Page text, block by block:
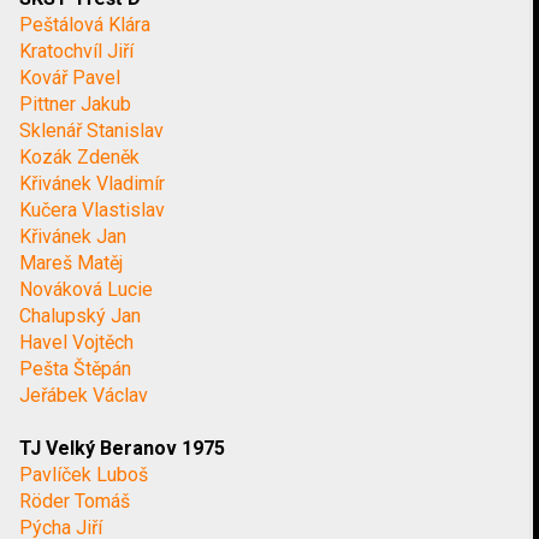
Peštálová Klára
Kratochvíl Jiří
Kovář Pavel
Pittner Jakub
Sklenář Stanislav
Kozák Zdeněk
Křivánek Vladimír
Kučera Vlastislav
Křivánek Jan
Mareš Matěj
Nováková Lucie
Chalupský Jan
Havel Vojtěch
Pešta Štěpán
Jeřábek Václav
TJ Velký Beranov 1975
Pavlíček Luboš
Röder Tomáš
Pýcha Jiří